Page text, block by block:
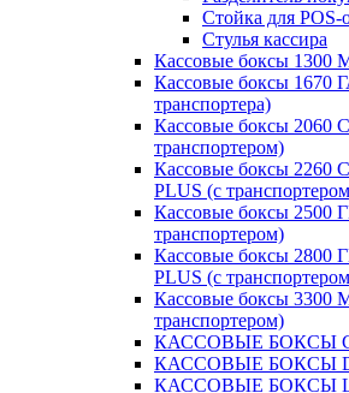
Стойка для POS-
Стулья кассира
Кассовые боксы
Кассовые боксы
транспортера)
Кассовые боксы
транспортером)
Кассовые боксы
PLUS (с
Кассовые боксы
транспортером)
Кассовые боксы
PLUS (с
Кассовые боксы 3300
транспортером)
КАССОВЫЕ БОКСЫ
КАССОВЫЕ БОКСЫ
КАССОВЫЕ БОКСЫ L